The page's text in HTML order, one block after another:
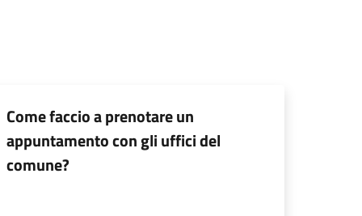
Come faccio a prenotare un
appuntamento con gli uffici del
comune?